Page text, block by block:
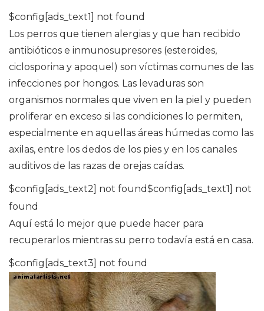
$config[ads_text1] not found
Los perros que tienen alergias y que han recibido
antibióticos e inmunosupresores (esteroides,
ciclosporina y apoquel) son víctimas comunes de las
infecciones por hongos. Las levaduras son
organismos normales que viven en la piel y pueden
proliferar en exceso si las condiciones lo permiten,
especialmente en aquellas áreas húmedas como las
axilas, entre los dedos de los pies y en los canales
auditivos de las razas de orejas caídas.
$config[ads_text2] not found$config[ads_text1] not
found
Aquí está lo mejor que puede hacer para
recuperarlos mientras su perro todavía está en casa.
$config[ads_text3] not found